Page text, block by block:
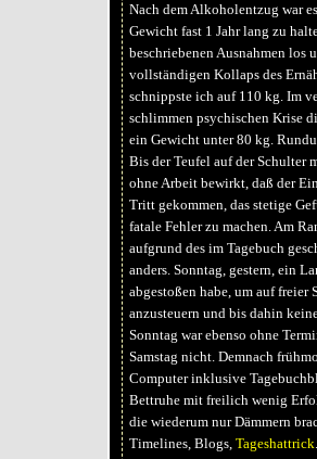
Nach dem Alkoholentzug war
Gewicht fast 1 Jahr lang zu
beschriebenen Ausnahmen los
vollständigen Kollaps des
schnippste ich auf 110 kg. Im
schlimmen psychischen Krise
ein Gewicht unter 80 kg.
Bis der Teufel auf der Schulter
ohne Arbeit bewirkt, daß der
Tritt gekommen, das stetige
fatale Fehler zu machen. Am
aufgrund des im Tagebuch
anders. Sonntag, gestern, ein
abgestoßen habe, um auf freier
anzusteuern und bis dahin
Sonntag war ebenso ohne
Samstag nicht. Demnach
Computer inklusive
Bettruhe mit freilich wenig
die wiederum nur Dämmern
Timelines, Blogs, Tageshattrick